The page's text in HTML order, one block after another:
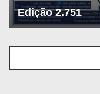
Edição 2.751